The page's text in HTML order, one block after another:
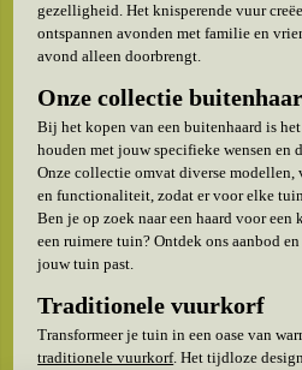
gezelligheid. Het knisperende vuur
ontspannen avonden met familie en
avond alleen doorbrengt.
Onze collectie
Bij het kopen van een buitenhaard is
houden met jouw specifieke wensen
Onze collectie omvat diverse
en functionaliteit, zodat er voor elke
Ben je op zoek naar een haard voor
een ruimere tuin? Ontdek ons aanbod
jouw tuin past.
Traditionele vuurkorf
Transformeer je tuin in een oase van
traditionele vuurkorf. Het tijdloze